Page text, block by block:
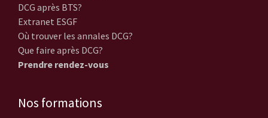
DCG après BTS?
Extranet ESGF
Où trouver les annales DCG?
Que faire après DCG?
Prendre rendez-vous
Nos formations